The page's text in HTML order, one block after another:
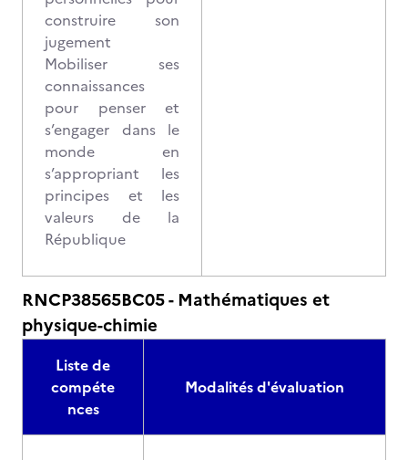
construire son
jugement
Mobiliser ses
connaissances
pour penser et
s’engager dans le
monde en
s’appropriant les
principes et les
valeurs de la
République
RNCP38565BC05 - Mathématiques et
physique-chimie
Liste de
compéte
nces
Modalités d'évaluation